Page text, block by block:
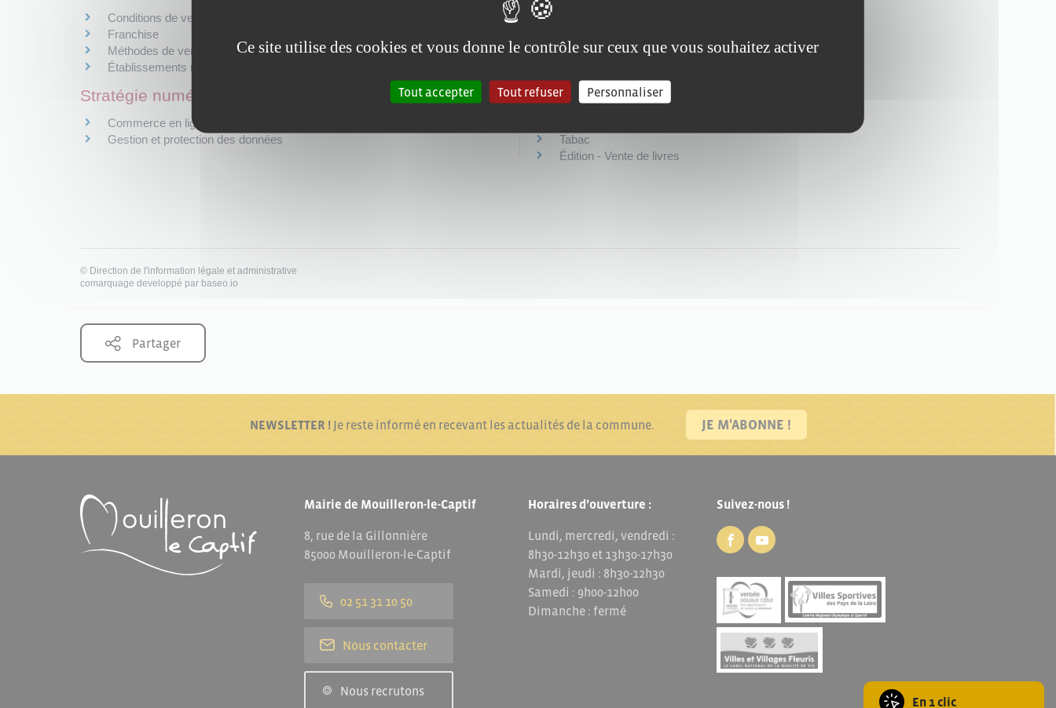
En 1 clic
Conditions de vente - Prix
Franchise
Méthodes de vente
Établissements recevant du public (ERP)
Marchés publics
Stratégie numérique - Data
Commerce en ligne
Gestion et protection des données
Commerces spécifiques
Tabac
Édition - Vente de livres
© Direction de l'information légale et administrative
comarquage developpé par baseo.io
Partager
NEWSLETTER !Je reste informé en recevant les actualités de la commune. JE M'ABONNE !
Mairie de Mouilleron-le-Captif
8, rue de la Gillonnière
85000 Mouilleron-le-Captif
02 51 31 10 50
Nous contacter
Nous recrutons
Horaires d’ouverture :
Lundi, mercredi, vendredi :
8h30-12h30 et 13h30-17h30
Mardi, jeudi : 8h30-12h30
Samedi : 9h00-12h00
Dimanche : fermé
Suivez-nous !
Ce site utilise des cookies et vous donne le contrôle sur ceux que vous souhaitez activer
Tout accepter Tout refuser Personnaliser